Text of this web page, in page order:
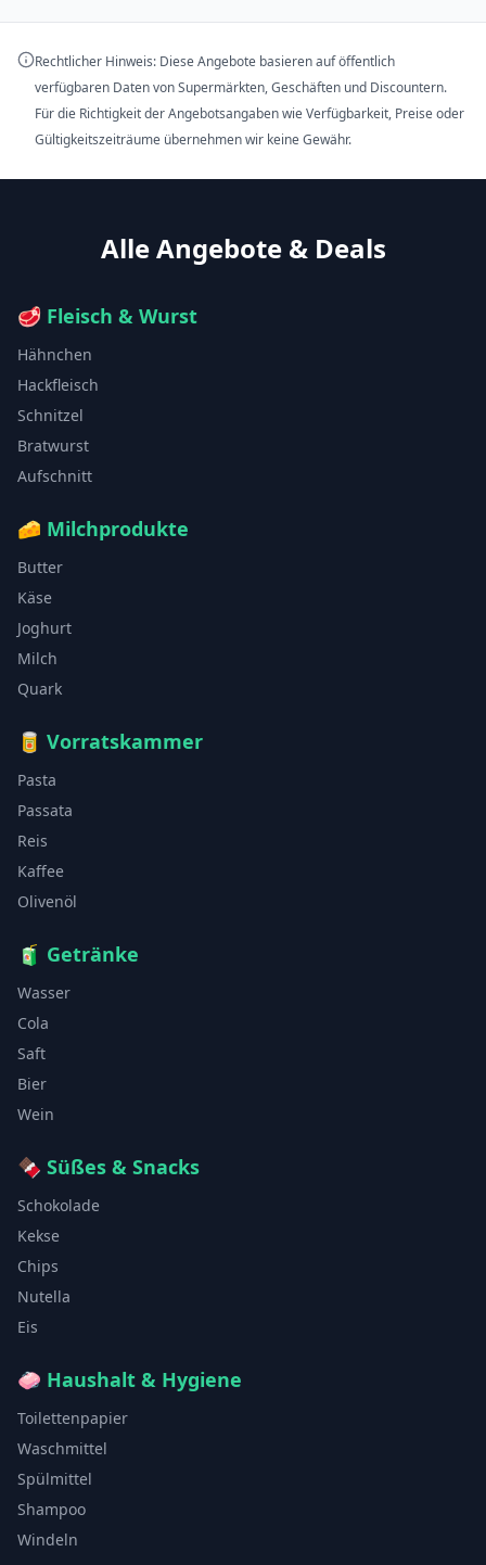
Rechtlicher Hinweis: Diese Angebote basieren auf öffentlich
verfügbaren Daten von Supermärkten, Geschäften und Discountern.
Für die Richtigkeit der Angebotsangaben wie Verfügbarkeit, Preise oder
Gültigkeitszeiträume übernehmen wir keine Gewähr.
Alle Angebote & Deals
🥩 Fleisch & Wurst
Hähnchen
Hackfleisch
Schnitzel
Bratwurst
Aufschnitt
🧀 Milchprodukte
Butter
Käse
Joghurt
Milch
Quark
🥫 Vorratskammer
Pasta
Passata
Reis
Kaffee
Olivenöl
🧃 Getränke
Wasser
Cola
Saft
Bier
Wein
🍫 Süßes & Snacks
Schokolade
Kekse
Chips
Nutella
Eis
🧼 Haushalt & Hygiene
Toilettenpapier
Waschmittel
Spülmittel
Shampoo
Windeln